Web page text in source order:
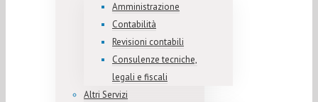
Amministrazione
Contabilità
Revisioni contabili
Consulenze tecniche,
legali e fiscali
Altri Servizi